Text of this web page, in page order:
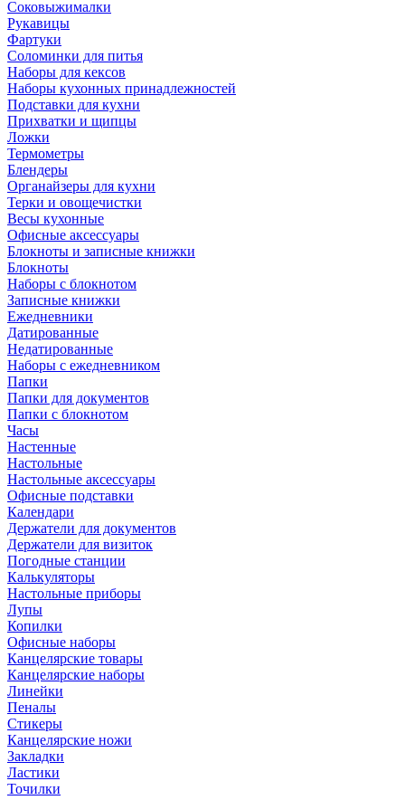
Соковыжималки
Рукавицы
Фартуки
Соломинки для питья
Наборы для кексов
Наборы кухонных принадлежностей
Подставки для кухни
Прихватки и щипцы
Ложки
Термометры
Блендеры
Органайзеры для кухни
Терки и овощечистки
Весы кухонные
Офисные аксессуары
Блокноты и записные книжки
Блокноты
Наборы с блокнотом
Записные книжки
Ежедневники
Датированные
Недатированные
Наборы с ежедневником
Папки
Папки для документов
Папки с блокнотом
Часы
Настенные
Настольные
Настольные аксессуары
Офисные подставки
Календари
Держатели для документов
Держатели для визиток
Погодные станции
Калькуляторы
Настольные приборы
Лупы
Копилки
Офисные наборы
Канцелярские товары
Канцелярские наборы
Линейки
Пеналы
Стикеры
Канцелярские ножи
Закладки
Ластики
Точилки